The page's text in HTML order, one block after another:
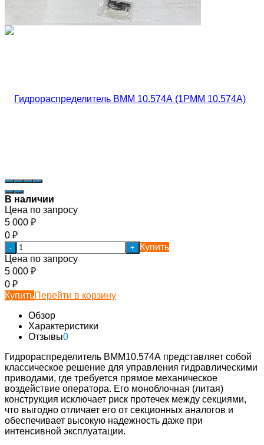
В наличии
Цена по запросу
5 000 ₽
0 ₽
- +
Купить
Цена по запросу
5 000 ₽
0 ₽
КупитьПерейти в корзину
Обзор
Характеристики
Отзывы0
Гидрораспределитель ВММ10.574А представляет собой
классическое решение для управления гидравлическими
приводами, где требуется прямое механическое
воздействие оператора. Его моноблочная (литая)
конструкция исключает риск протечек между секциями,
что выгодно отличает его от секционных аналогов и
обеспечивает высокую надежность даже при
интенсивной эксплуатации.